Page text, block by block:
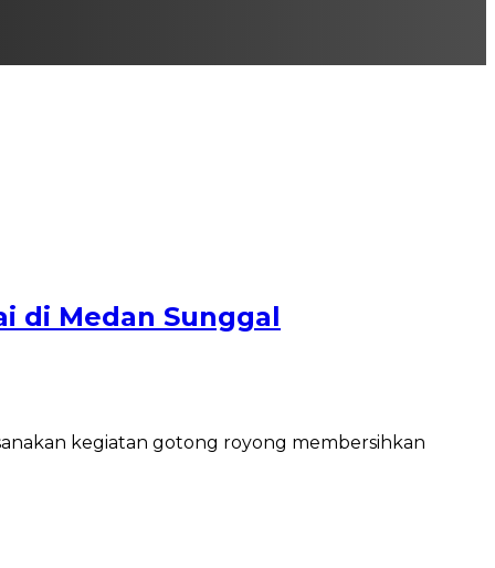
di Medan Sunggal
kegiatan gotong royong membersihkan